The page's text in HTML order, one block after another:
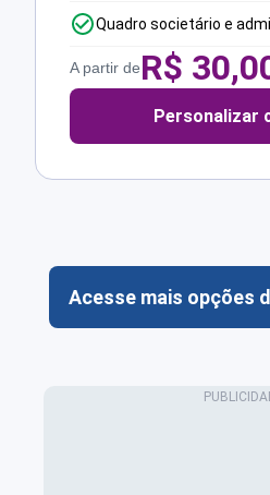
Quadro societário e
A partir deR$
Personalizar
Acesse mais opções